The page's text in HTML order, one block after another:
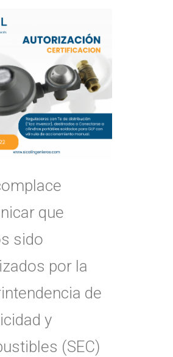
que
sido
por la
de
y
(SEC)